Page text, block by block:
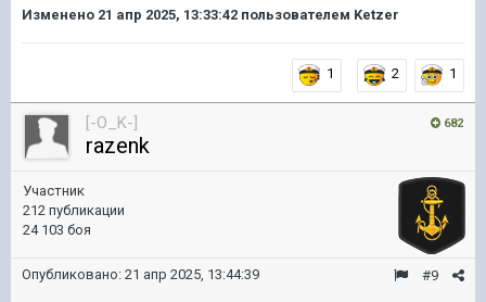
Изменено 21 апр 2025, 13:33:42 пользователем Ketzer
1 2 1
682
[-O_K-]
razenk
Участник
212 публикации
24 103 боя
#9
Опубликовано: 21 апр 2025, 13:44:39